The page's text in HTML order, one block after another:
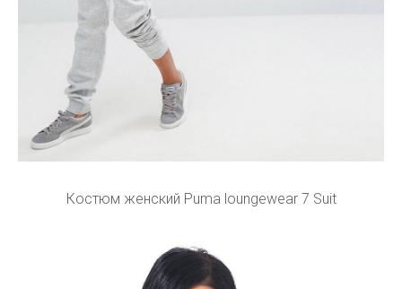
Костюм женский Puma loungewear 7 Suit